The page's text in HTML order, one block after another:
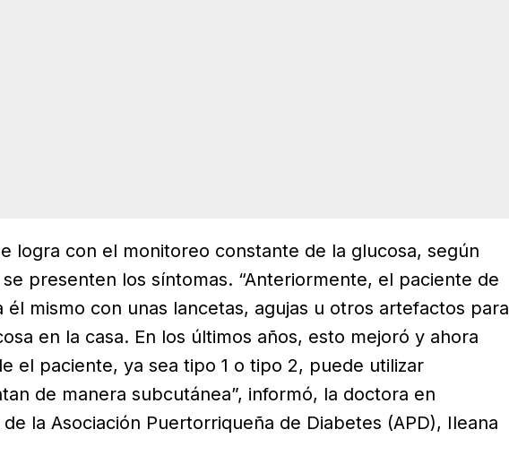
logra con el monitoreo constante de la glucosa, según
presenten los síntomas. “Anteriormente, el paciente de
mismo con unas lancetas, agujas u otros artefactos para
en la casa. En los últimos años, esto mejoró y ahora
el paciente, ya sea tipo 1 o tipo 2, puede utilizar
de manera subcutánea”, informó, la doctora en
la Asociación Puertorriqueña de Diabetes (APD), Ileana